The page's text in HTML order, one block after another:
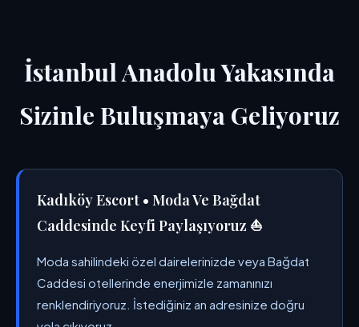
İstanbul Anadolu Yakasında
Sizinle Buluşmaya Geliyoruz
Kadıköy Escort • Moda Ve Bağdat
Caddesinde Keyfi Paylaşıyoruz ⛵
Moda sahilindeki özel dairelerinizde veya Bağdat
Caddesi otellerinde enerjimizle zamanınızı
renklendiriyoruz. İstediğiniz an adresinize doğru